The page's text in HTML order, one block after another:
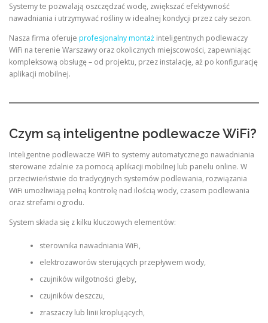
Systemy te pozwalają oszczędzać wodę, zwiększać efektywność
nawadniania i utrzymywać rośliny w idealnej kondycji przez cały sezon.
Nasza firma oferuje profesjonalny montaż inteligentnych podlewaczy
WiFi na terenie Warszawy oraz okolicznych miejscowości, zapewniając
kompleksową obsługę – od projektu, przez instalację, aż po konfigurację
aplikacji mobilnej.
Czym są inteligentne podlewacze WiFi?
Inteligentne podlewacze WiFi to systemy automatycznego nawadniania
sterowane zdalnie za pomocą aplikacji mobilnej lub panelu online. W
przeciwieństwie do tradycyjnych systemów podlewania, rozwiązania
WiFi umożliwiają pełną kontrolę nad ilością wody, czasem podlewania
oraz strefami ogrodu.
System składa się z kilku kluczowych elementów:
sterownika nawadniania WiFi,
elektrozaworów sterujących przepływem wody,
czujników wilgotności gleby,
czujników deszczu,
zraszaczy lub linii kroplujących,